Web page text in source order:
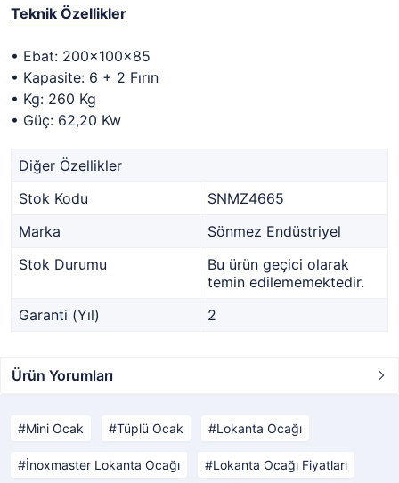
Teknik Özellikler
• Ebat: 200x100x85
• Kapasite: 6 + 2 Fırın
• Kg: 260 Kg
• Güç: 62,20 Kw
Diğer Özellikler
Stok Kodu
SNMZ4665
Marka
Sönmez Endüstriyel
Stok Durumu
Bu ürün geçici olarak
temin edilememektedir.
Garanti (Yıl)
2
Ürün Yorumları
Mini Ocak Tüplü Ocak Lokanta Ocağı
İnoxmaster Lokanta Ocağı Lokanta Ocağı Fiyatları